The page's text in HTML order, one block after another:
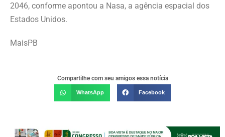
2046, conforme apontou a Nasa, a agência espacial dos
Estados Unidos.
MaisPB
Compartilhe com seu amigos essa notícia
WhatsApp Facebook